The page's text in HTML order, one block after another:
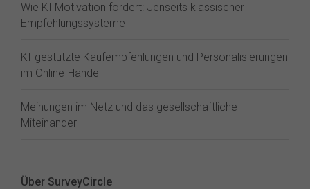
Wie KI Motivation fördert: Jenseits klassischer
Empfehlungssysteme
KI-gestützte Kaufempfehlungen und Personalisierungen
im Online-Handel
Meinungen im Netz und das gesellschaftliche
Miteinander
Über SurveyCircle